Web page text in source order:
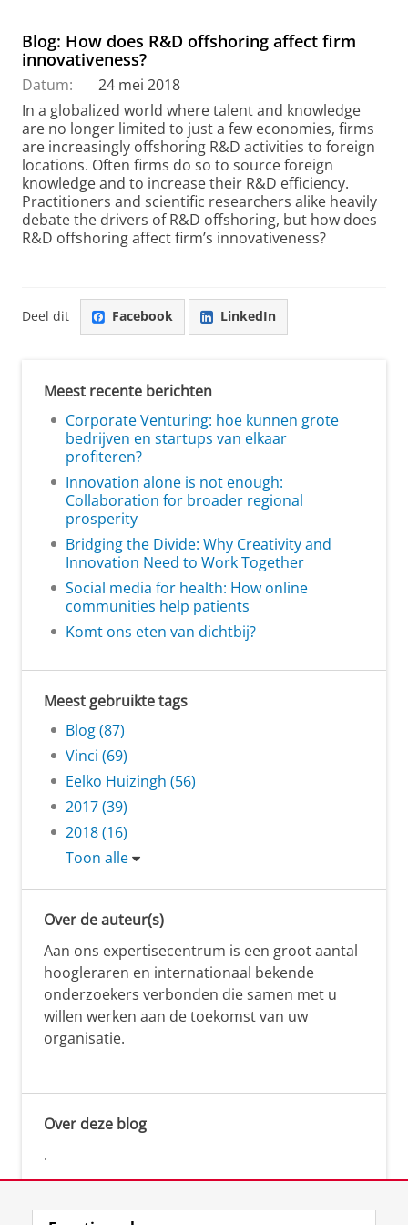
Blog: How does R&D offshoring affect firm
innovativeness?
Datum:
24 mei 2018
In a globalized world where talent and knowledge
are no longer limited to just a few economies, firms
are increasingly offshoring R&D activities to foreign
locations. Often firms do so to source foreign
knowledge and to increase their R&D efficiency.
Practitioners and scientific researchers alike heavily
debate the drivers of R&D offshoring, but how does
R&D offshoring affect firm’s innovativeness?
Deel dit Facebook LinkedIn
Meest recente berichten
Corporate Venturing: hoe kunnen grote
bedrijven en startups van elkaar
profiteren?
Innovation alone is not enough:
Collaboration for broader regional
prosperity
Bridging the Divide: Why Creativity and
Innovation Need to Work Together
Social media for health: How online
communities help patients
Komt ons eten van dichtbij?
Meest gebruikte tags
Blog (87)
Vinci (69)
Eelko Huizingh (56)
2017 (39)
2018 (16)
Toon alle
Over de auteur(s)
Aan ons expertisecentrum is een groot aantal
hoogleraren en internationaal bekende
onderzoekers verbonden die samen met u
willen werken aan de toekomst van uw
organisatie.
Over deze blog
.